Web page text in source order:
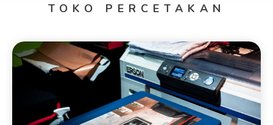
TOKO PERCETAKAN